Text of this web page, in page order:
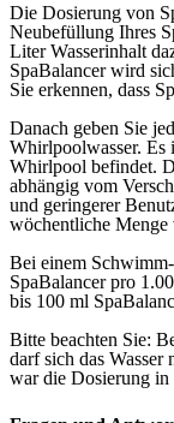
Die Dosierung von
Neubefüllung Ihres
Liter Wasserinhalt
SpaBalancer wird
Sie erkennen, dass
Danach geben Sie
Whirlpoolwasser. Es
Whirlpool befindet.
abhängig vom
und geringerer
wöchentliche Menge
Bei einem
SpaBalancer pro
bis 100 ml
Bitte beachten Sie:
darf sich das Wasser
war die Dosierung